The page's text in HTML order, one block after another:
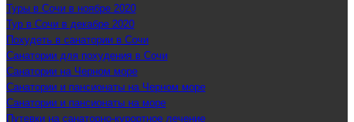
Туры в Сочи в ноябре 2020
Тур в Сочи в декабре 2020
Похудеть в санатории в Сочи
Санатории для похудения в Сочи
Санатории на Черном море
Санатории и пансионаты на Черном море
Санатории и пансионаты на море
Путевки на санаторно-курортное лечение